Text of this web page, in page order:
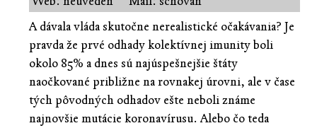
A dávala vláda skutočne nerealistické očakávania? Je
pravda že prvé odhady kolektívnej imunity boli
okolo 85% a dnes sú najúspešnejšie štáty
naočkované približne na rovnakej úrovni, ale v čase
tých pôvodných odhadov ešte neboli známe
najnovšie mutácie koronavírusu. Alebo čo teda